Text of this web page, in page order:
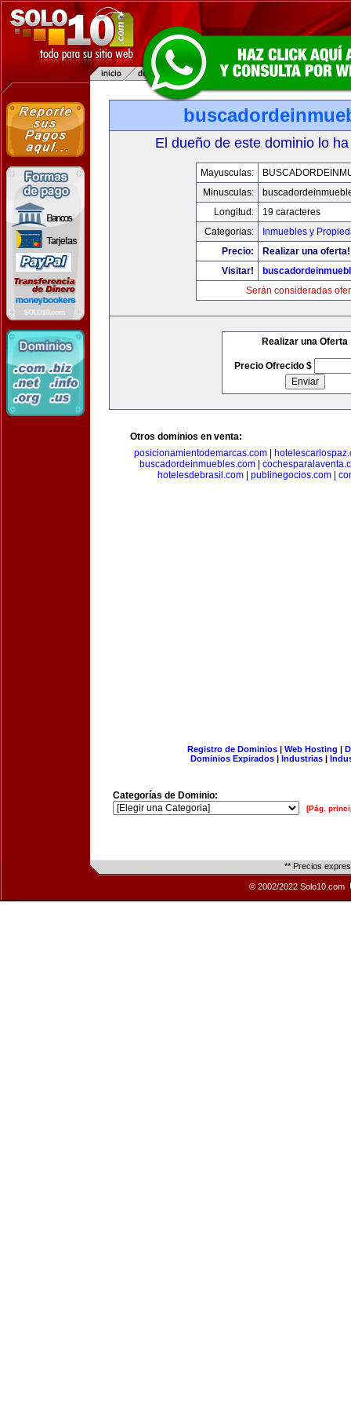
El dueño de este dominio lo
Mayusculas:
Minusculas:
Longitud:
19 caracteres
Categorias:
Inmuebles y
Precio:
Realizar una oferta!
Visitar!
Serán consideradas
Realizar una Oferta
Precio Ofrecido $
Otros dominios en venta:
posicionamientodemarcas.com|
buscadordeinmuebles.com
hotelesdebrasil.com
publinegocios.com
Registro de Dominios| Web Hosting |
Dominios Expirados | Industrias |
Categorías de Dominio:
[Pág.
** Precios
© 2002/2022 Solo10.com